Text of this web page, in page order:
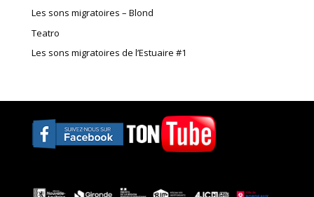
Les sons migratoires – Blond
Teatro
Les sons migratoires de l’Estuaire #1